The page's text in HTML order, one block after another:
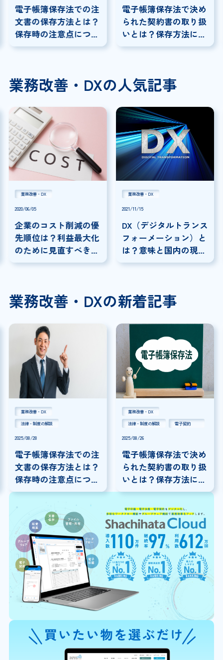
電子帳簿保存法での注
文書の保存方法とは？
保存時の注意点につい
ても解説
電子帳簿保存法で決め
られた契約書の取り扱
いとは？保存方法につ
いて解説
業務改善・DXの人気記事
業務改善・DX
2020/06/05
企業のコスト削減の優
先順位は？利益最大化
のために見直すべきコ
スト
業務改善・DX
2021/11/15
DX（デジタルトランス
フォーメーション）と
は？意味と国内の現状
を分かりやすく解説
業務改善・DXの新着記事
業務改善・DX
法律・制度の解説
2025/08/28
電子帳簿保存法での注
文書の保存方法とは？
保存時の注意点につい
ても解説
業務改善・DX
法律・制度の解説
電子契約
2025/08/26
電子帳簿保存法で決め
られた契約書の取り扱
いとは？保存方法につ
いて解説